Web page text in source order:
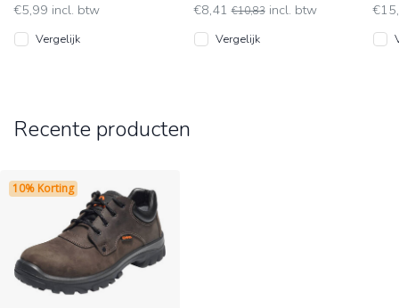
€5,99 incl. btw
Vergelijk
€8,41€10,83incl. btw
Vergelijk
Recente producten
10% Korting